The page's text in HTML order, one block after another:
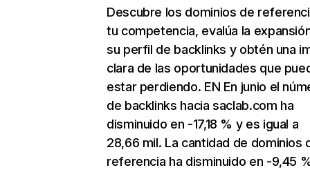
Descubre los dominios de
tu competencia, evalúa la
su perfil de backlinks y obtén una
clara de las oportunidades que
estar perdiendo. EN En junio el
de backlinks hacia saclab.com ha
disminuido en -17,18 % y es igual a
28,66 mil. La cantidad de dominios
referencia ha disminuido en -9,45